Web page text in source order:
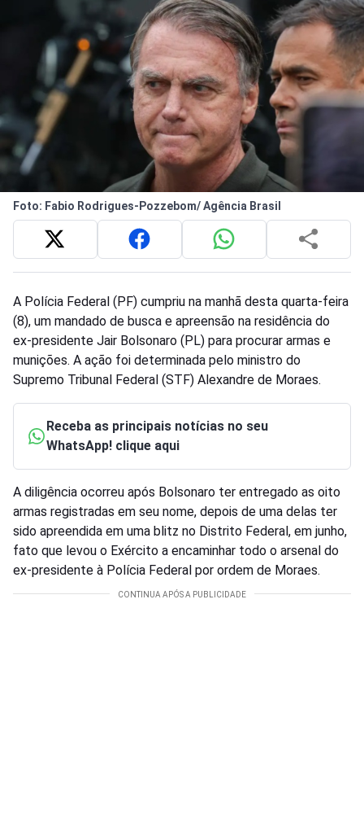
Foto: Fabio Rodrigues-Pozzebom/ Agência Brasil
A Polícia Federal (PF) cumpriu na manhã desta quarta-feira
(8), um mandado de busca e apreensão na residência do
ex-presidente Jair Bolsonaro (PL) para procurar armas e
munições. A ação foi determinada pelo ministro do
Supremo Tribunal Federal (STF) Alexandre de Moraes.
Receba as principais notícias no seu
WhatsApp! clique aqui
A diligência ocorreu após Bolsonaro ter entregado as oito
armas registradas em seu nome, depois de uma delas ter
sido apreendida em uma blitz no Distrito Federal, em junho,
fato que levou o Exército a encaminhar todo o arsenal do
ex-presidente à Polícia Federal por ordem de Moraes.